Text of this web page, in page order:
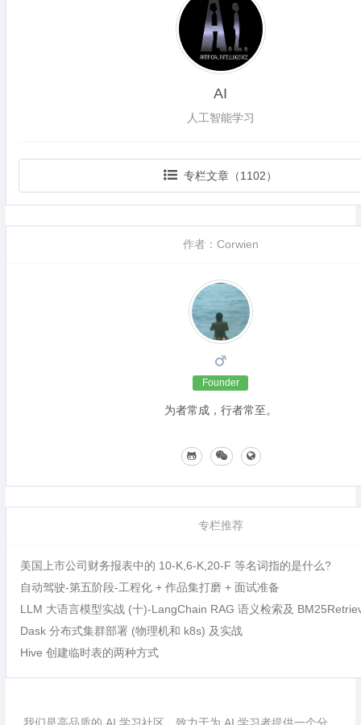
AI
人工智能学习
专栏文章（1102）
作者：Corwien
Founder
为者常成，行者常至。
专栏推荐
美国上市公司财务报表中的 10-K,6-K,20-F 等名词指的是什么?
自动驾驶-第五阶段-工程化 + 作品集打磨 + 面试准备
LLM 大语言模型实战 (十)-LangChain RAG 语义检索及
Dask 分布式集群部署 (物理机和 k8s) 及实战
Hive 创建临时表的两种方式